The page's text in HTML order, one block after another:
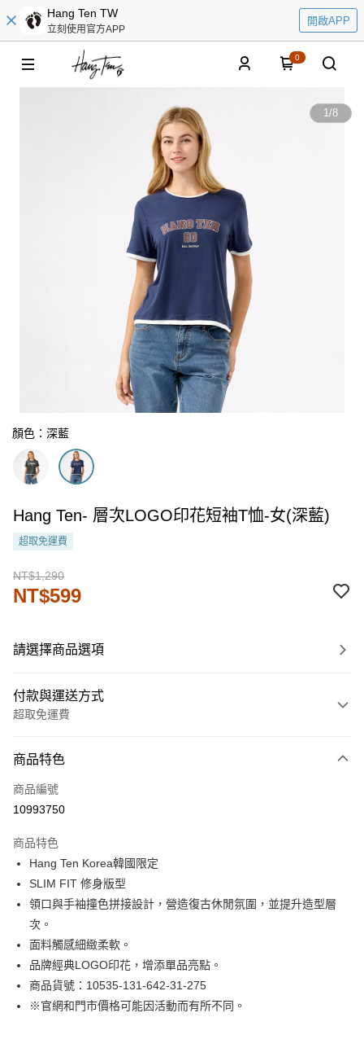
Hang Ten TW
立刻使用官方APP
開啟APP
0
1/8
顏色：深藍
Hang Ten- 層次LOGO印花短袖T恤-女(深藍)
超取免運費
NT$1,290
NT$599
請選擇商品選項
付款與運送方式
超取免運費
信用卡一次付款
LINE Pay
街口支付
悠遊付
Google Pay
貨到付款
運送方式
商品特色
商品編號
10993750
商品特色
Hang Ten Korea韓國限定
SLIM FIT 修身版型
領口與手袖撞色拼接設計，營造復古休閒氛圍，並提升造型層
次。
面料觸感細緻柔軟。
品牌經典LOGO印花，增添單品亮點。
商品貨號：10535-131-642-31-275
※官網和門市價格可能因活動而有所不同。